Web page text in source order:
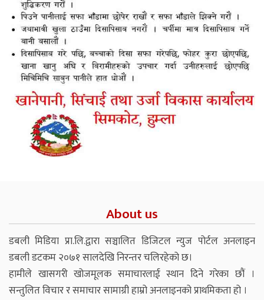
About us
डबली मिडिया प्रा.लि.द्वारा सञ्चालित डिजिटल न्युज पोर्टल अनलाइन
डबली डटकम २०७१ सालदेखि निरन्तर चलिरहेको छ।
हामीले खासगरी खोजमूलक समाचारलाई स्थान दिने गरेका छौं ।
सन्तुलित विचार र समाचार सामाग्री हाम्रो अनलाइनको प्राथमिकता हो ।